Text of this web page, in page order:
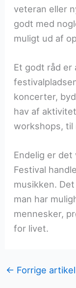
veteran eller
godt med
muligt ud af
Et godt råd er
koncerter,
hav af
workshops, til
Endelig er
Festival
musikken.
man har
mennesker,
for livet.
← Forrige artikel